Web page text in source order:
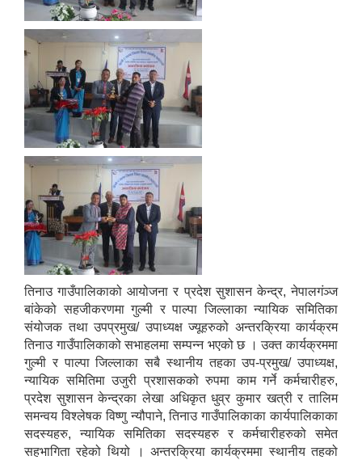
तिनाउ गाउँपालिकाको आयोजना र प्रदेश सुशासन केन्द्र, नेपालगंञ्ज
बांकेको सहजीकरणमा गुल्मी र पाल्पा जिल्लाका न्यायिक समितिका
संयोजक तथा उपप्रमुख/ उपाध्यक्ष ज्यूहरुको अन्तरक्रिया कार्यक्रम
तिनाउ गाउँपालिकाको सभाहलमा सम्पन्न भएको छ । उक्त कार्यक्रममा
गुल्मी र पाल्पा जिल्लाका सबै स्थानीय तहका उप-प्रमुख/ उपाध्यक्ष,
न्यायिक समितिमा उजुरी प्रशासकको रुपमा काम गर्ने कर्मचारीहरु,
प्रदेश सुशासन केन्द्रका लेखा अधिकृत धुव्र कुमार खत्री र तालिम
समन्वय विश्लेषक विष्णु न्यौपाने, तिनाउ गाउँपालिकाका कार्यपालिकाका
सदस्यहरु, न्यायिक समितिका सदस्यहरु र कर्मचारीहरुको समेत
सहभागिता रहेको थियो । अन्तरक्रिया कार्यक्रममा स्थानीय तहको